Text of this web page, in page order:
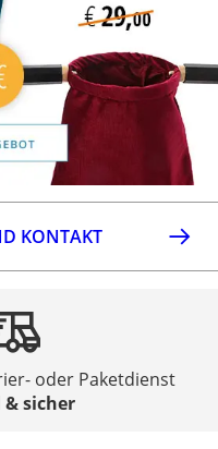
KONTAKT
oder Paketdienst
sicher